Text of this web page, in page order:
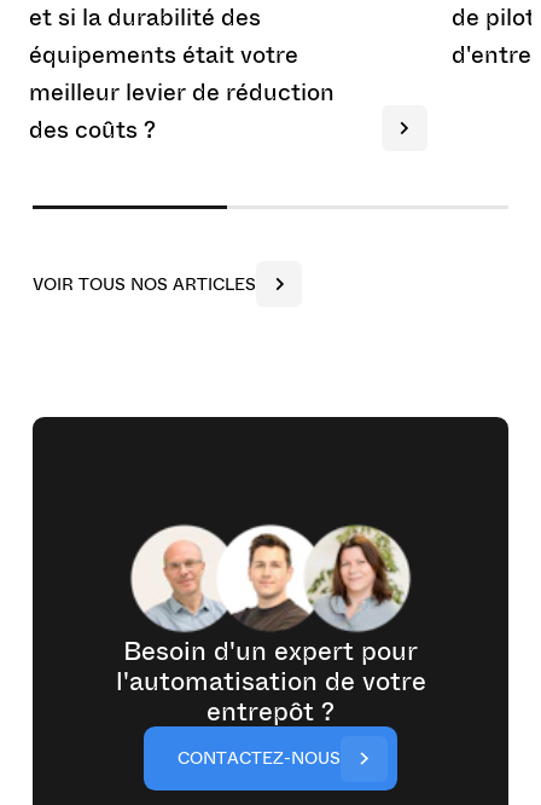
et si la durabilité des
équipements était votre
meilleur levier de réduction
des coûts ?
de pilot
d'entre
VOIR TOUS NOS ARTICLES
Besoin d'un expert pour
l'automatisation de votre
entrepôt ?
CONTACTEZ-NOUS